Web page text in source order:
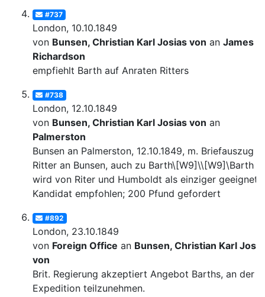
#737
London, 10.10.1849
von Bunsen, Christian Karl Josias von an James
Richardson
empfiehlt Barth auf Anraten Ritters
#738
London, 12.10.1849
von Bunsen, Christian Karl Josias von an
Palmerston
Bunsen an Palmerston, 12.10.1849, m. Briefauszug
Ritter an Bunsen, auch zu Barth\[W9]\\[W9]\Barth
wird von Riter und Humboldt als einziger
Kandidat empfohlen; 200 Pfund gefordert
#892
London, 23.10.1849
von Foreign Office an Bunsen, Christian Karl
von
Brit. Regierung akzeptiert Angebot Barths, an der
Expedition teilzunehmen.